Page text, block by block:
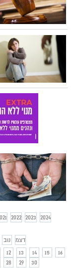
2022 2023
2024
נוב
דצמ
12 13 14 15
16
28 29 30